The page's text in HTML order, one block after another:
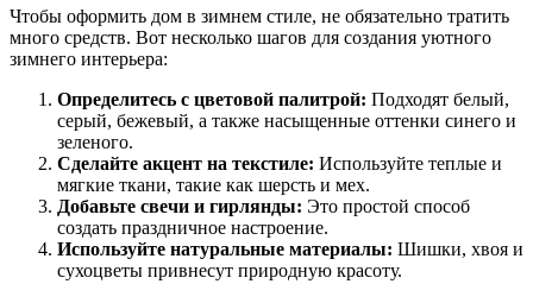
Чтобы оформить дом в зимнем стиле, не обязательно тратить
много средств. Вот несколько шагов для создания уютного
зимнего интерьера:
Определитесь с цветовой палитрой: Подходят белый,
серый, бежевый, а также насыщенные оттенки синего и
зеленого.
Сделайте акцент на текстиле: Используйте теплые и
мягкие ткани, такие как шерсть и мех.
Добавьте свечи и гирлянды: Это простой способ
создать праздничное настроение.
Используйте натуральные материалы: Шишки, хвоя и
сухоцветы привнесут природную красоту.